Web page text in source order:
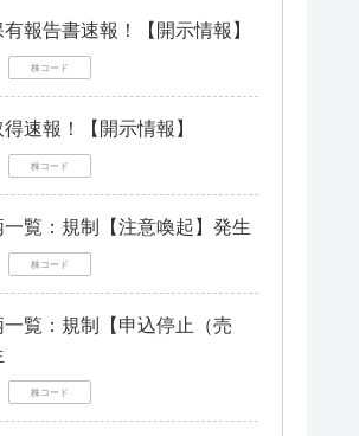
報告書速報！【開示情報】
株コード
速報！【開示情報】
株コード
覧：規制【注意喚起】発生
株コード
覧：規制【申込停止（売
株コード